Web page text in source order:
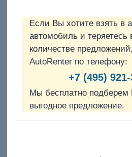
Если Вы хотите взять в
автомобиль и теряетесь
количестве
AutoRenter по телефону:
+7 (495)
Мы бесплатно подберем
выгодное предложение.